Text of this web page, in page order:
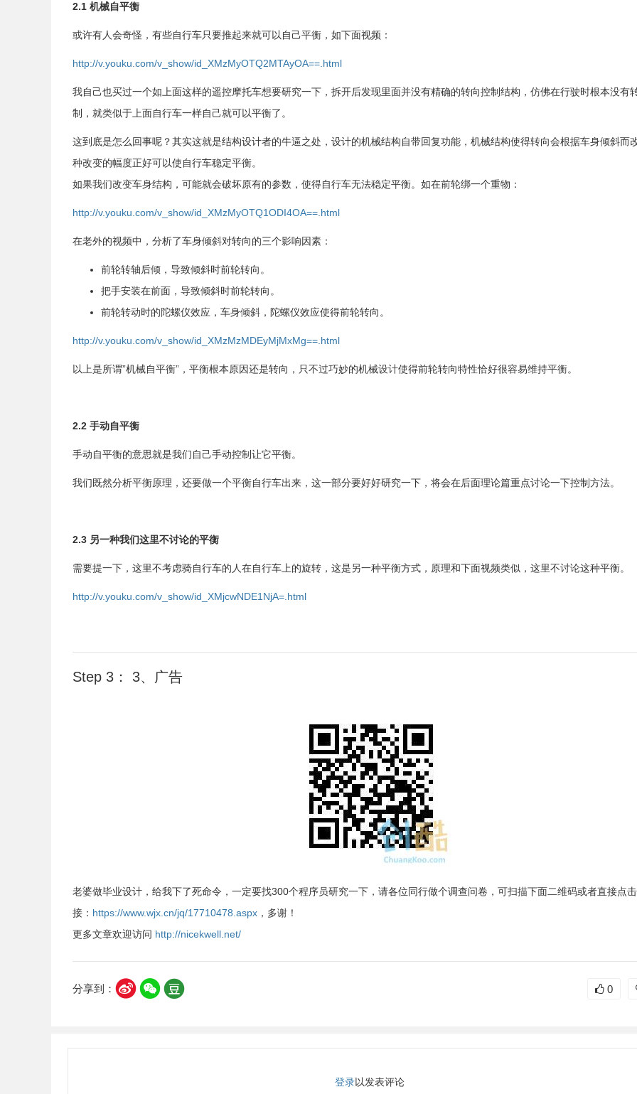
2.1 机械自平衡
或许有人会奇怪，有些自行车只要推起来就可以自己平衡，如下面视频：
http://v.youku.com/v_show/id_XMzMyOTQ2MTAyOA==.html
我自己也买过一个如上面这样的遥控摩托车想要研究一下， 拆开后发现里面并没有精确的转向控制结构，仿佛在行驶时根本没有
制，就类似于上面自行车一样自己就可以平衡了。
这到底是怎么回事呢？其实这就是结构设计者的牛逼之处，设计的机械结构自带回复功能，机械结构使得转向会根据车身倾斜而
种改变的幅度正好可以使自行车稳定平衡。
如果我们改变车身结构，可能就会破坏原有的参数，使得自行车无法稳定平衡。如在前轮绑一个重物：
http://v.youku.com/v_show/id_XMzMyOTQ1ODI4OA==.html
在老外的视频中，分析了车身倾斜对转向的三个影响因素：
前轮转轴后倾，导致倾斜时前轮转向。
把手安装在前面，导致倾斜时前轮转向。
前轮转动时的陀螺仪效应，车身倾斜，陀螺仪效应使得前轮转向。
http://v.youku.com/v_show/id_XMzMzMDEyMjMxMg==.html
以上是所谓”机械自平衡”，平衡根本原因还是转向，只不过巧妙的机械设计使得前轮转向特性恰好很容易维持平衡。
2.2 手动自平衡
手动自平衡的意思就是我们自己手动控制让它平衡。
我们既然分析平衡原理，还要做一个平衡自行车出来，这一部分要好好研究一下，将会在后面理论篇重点讨论一下控制方法。
2.3 另一种我们这里不讨论的平衡
需要提一下，这里不考虑骑自行车的人在自行车上的旋转，这是另一种平衡方式，原理和下面视频类似，这里不讨论这种平衡。
http://v.youku.com/v_show/id_XMjcwNDE1NjA=.html
Step 3： 3、广告
老婆做毕业设计，给我下了死命令，一定要找300个程序员研究一下，请各位同行做个调查问卷，可扫描下面二维码或者直接点
接： https://www.wjx.cn/jq/17710478.aspx ，多谢！
更多文章欢迎访问 http://nicekwell.net/
分享到： 0
登录以发表评论